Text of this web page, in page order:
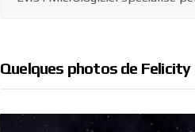
Quelques photos de Felicity